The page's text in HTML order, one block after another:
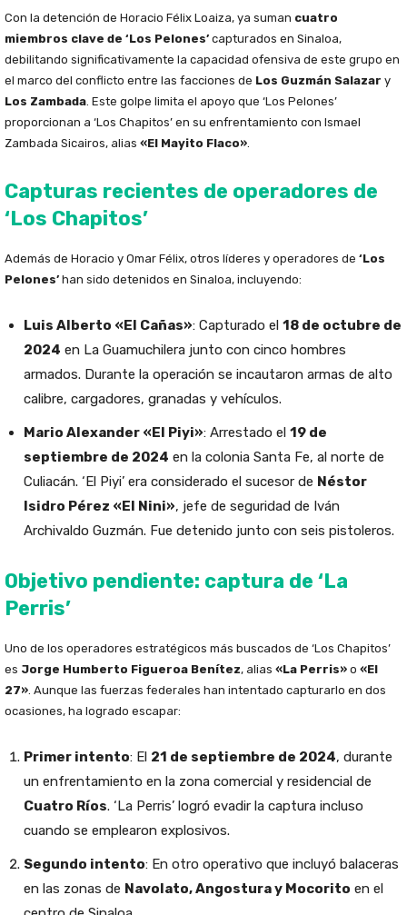
Con la detención de Horacio Félix Loaiza, ya suman cuatro
miembros clave de ‘Los Pelones’ capturados en Sinaloa,
debilitando significativamente la capacidad ofensiva de este grupo en
el marco del conflicto entre las facciones de Los Guzmán Salazar y
Los Zambada. Este golpe limita el apoyo que ‘Los Pelones’
proporcionan a ‘Los Chapitos’ en su enfrentamiento con Ismael
Zambada Sicairos, alias «El Mayito Flaco».
Capturas recientes de operadores de
‘Los Chapitos’
Además de Horacio y Omar Félix, otros líderes y operadores de ‘Los
Pelones’ han sido detenidos en Sinaloa, incluyendo:
Luis Alberto «El Cañas»: Capturado el 18 de octubre de
2024 en La Guamuchilera junto con cinco hombres
armados. Durante la operación se incautaron armas de alto
calibre, cargadores, granadas y vehículos.
Mario Alexander «El Piyi»: Arrestado el 19 de
septiembre de 2024 en la colonia Santa Fe, al norte de
Culiacán. ‘El Piyi’ era considerado el sucesor de Néstor
Isidro Pérez «El Nini», jefe de seguridad de Iván
Archivaldo Guzmán. Fue detenido junto con seis pistoleros.
Objetivo pendiente: captura de ‘La
Perris’
Uno de los operadores estratégicos más buscados de ‘Los Chapitos’
es Jorge Humberto Figueroa Benítez, alias «La Perris» o «El
27». Aunque las fuerzas federales han intentado capturarlo en dos
ocasiones, ha logrado escapar:
Primer intento: El 21 de septiembre de 2024, durante
un enfrentamiento en la zona comercial y residencial de
Cuatro Ríos. ‘La Perris’ logró evadir la captura incluso
cuando se emplearon explosivos.
Segundo intento: En otro operativo que incluyó balaceras
en las zonas de Navolato, Angostura y Mocorito en el